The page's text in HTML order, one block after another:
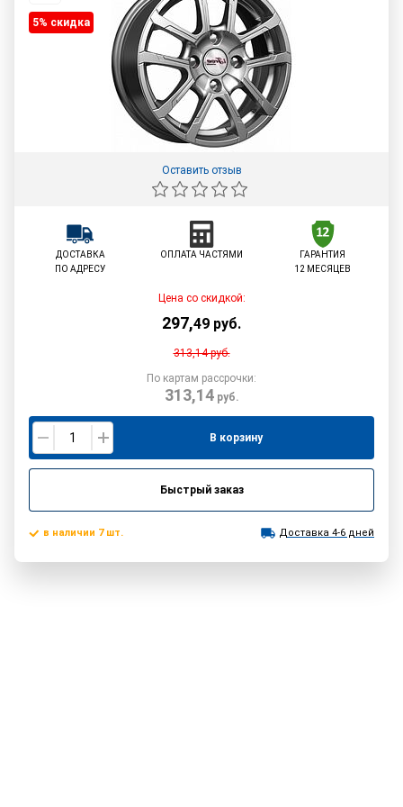
5% cкидка
Оставить отзыв
ДОСТАВКА
ПО АДРЕСУ
ОПЛАТА ЧАСТЯМИ
ГАРАНТИЯ
12 МЕСЯЦЕВ
Цена со скидкой:
297,49 руб.
313,14руб.
По картам рассрочки:
313,14руб.
В корзину
Быстрый заказ
в наличии 7 шт. Доставка 4-6 дней